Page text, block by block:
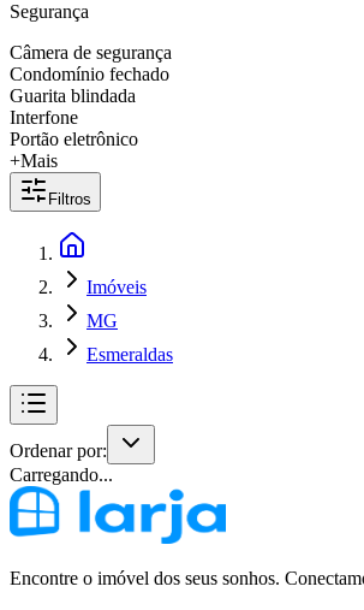
Segurança
Câmera de segurança
Condomínio fechado
Guarita blindada
Interfone
Portão eletrônico
+Mais
Filtros
Imóveis
MG
Esmeraldas
Ordenar por:
Carregando...
Encontre o imóvel dos seus sonhos.